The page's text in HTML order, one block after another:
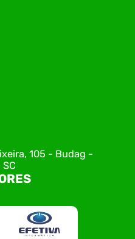
105 - Budag -